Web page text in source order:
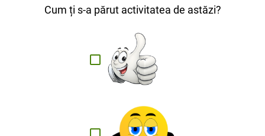
Cum ți s-a părut activitatea de astăzi?